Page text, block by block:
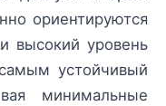
ориентируются
высокий уровень
устойчивый
минимальные